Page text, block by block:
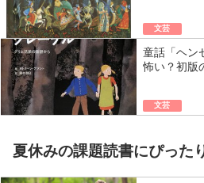
文芸
童話「ヘン
怖い？初版
文芸
夏休みの課題読書にぴった